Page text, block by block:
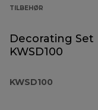
TILBEHØR
Decorating Set
KWSD100
KWSD100